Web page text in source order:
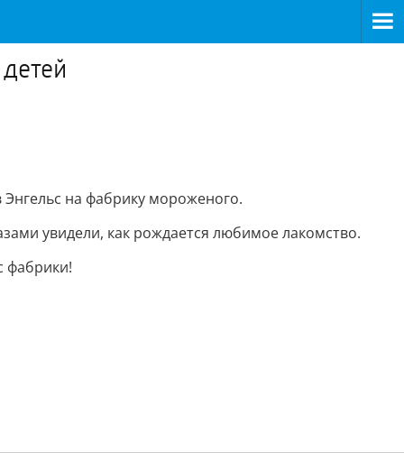
на фабрику мороженого.
увидели, как рождается любимое лакомство.
фабрики!